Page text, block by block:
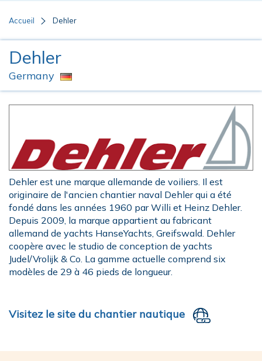
Accueil Dehler
Dehler
Germany
Dehler est une marque allemande de voiliers. Il est
originaire de l'ancien chantier naval Dehler qui a été
fondé dans les années 1960 par Willi et Heinz Dehler.
Depuis 2009, la marque appartient au fabricant
allemand de yachts HanseYachts, Greifswald. Dehler
coopère avec le studio de conception de yachts
Judel/Vrolijk & Co. La gamme actuelle comprend six
modèles de 29 à 46 pieds de longueur.
Visitez le site du chantier nautique